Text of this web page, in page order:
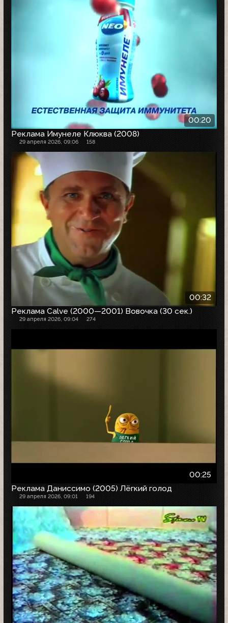
00:20
Реклама Имунеле Клюква (2008)
29 апреля 2026, 09:06 158
00:32
Реклама Calve (2000—2001) Вовочка (30 сек.)
29 апреля 2026, 09:04 274
00:25
Реклама Даниссимо (2005) Лёгкий голод
29 апреля 2026, 09:01 194